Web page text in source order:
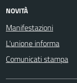
NOVITÀ
Manifestazioni
L'unione informa
Comunicati stampa